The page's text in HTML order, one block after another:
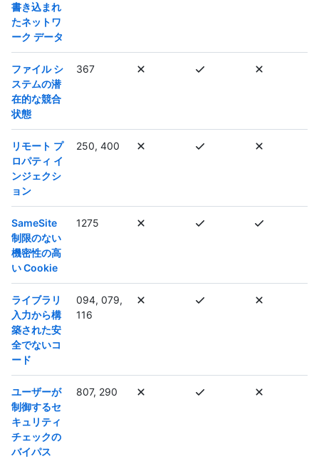
書き込まれ
たネットワ
ーク データ
ファイル シ
ステムの潜
在的な競合
状態
367
リモート プ
ロパティ イ
ンジェクシ
ョン
250, 400
SameSite
制限のない
機密性の高
い Cookie
1275
ライブラリ
入力から構
築された安
全でないコ
ード
094, 079,
116
ユーザーが
制御するセ
キュリティ
チェックの
バイパス
807, 290